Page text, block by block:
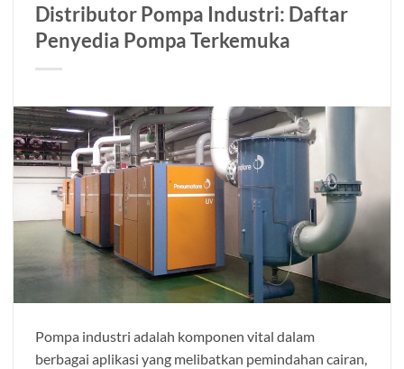
Distributor Pompa Industri: Daftar
Penyedia Pompa Terkemuka
Pompa industri adalah komponen vital dalam
berbagai aplikasi yang melibatkan pemindahan cairan,